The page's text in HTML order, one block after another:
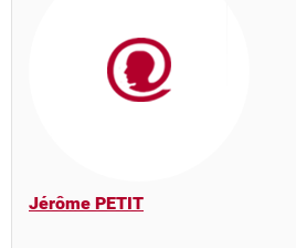
Jérôme PETIT